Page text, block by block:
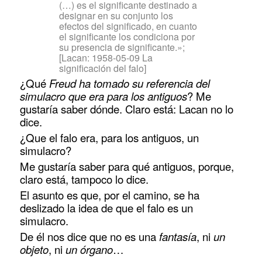
(…) es el significante destinado a
designar en su conjunto los
efectos del significado, en cuanto
el significante los condiciona por
su presencia de significante.»;
[Lacan: 1958-05-09 La
significación del falo]
¿QuéFreud ha tomado su referencia del
simulacro que era para los antiguos? Me
gustaría saber dónde. Claro está: Lacan no lo
dice.
¿Que el falo era, para los antiguos, un
simulacro?
Me gustaría saber para qué antiguos, porque,
claro está, tampoco lo dice.
El asunto es que, por el camino, se ha
deslizado la idea de que el falo es un
simulacro.
De él nos dice que no es unafantasía, niun
objeto, niun órgano…